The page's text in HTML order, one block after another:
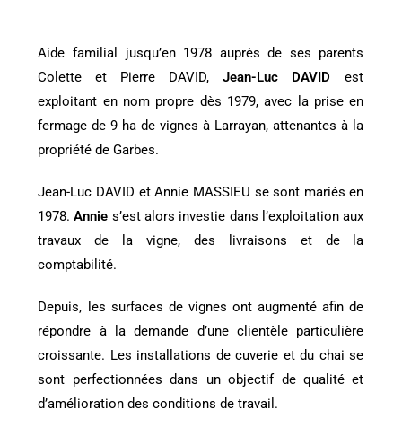
Aide familial jusqu’en 1978 auprès de ses parents
Colette et Pierre DAVID,Jean-Luc DAVID est
exploitant en nom propre dès 1979, avec la prise en
fermage de 9 ha de vignes à Larrayan, attenantes à la
propriété de Garbes.
Jean-Luc DAVID et Annie MASSIEU se sont mariés en
1978.Annie s’est alors investie dans l’exploitation aux
travaux de la vigne, des livraisons et de la
comptabilité.
Depuis, les surfaces de vignes ont augmenté afin de
répondre à la demande d’une clientèle particulière
croissante. Les installations de cuverie et du chai se
sont perfectionnées dans un objectif de qualité et
d’amélioration des conditions de travail.